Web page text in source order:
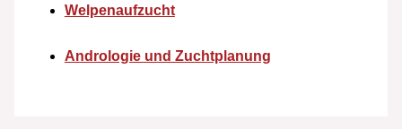
Welpenaufzucht
Andrologie und Zuchtplanung